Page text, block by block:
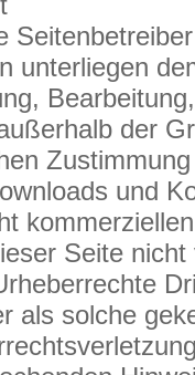
unterliegen
der
und
Seite
als solche